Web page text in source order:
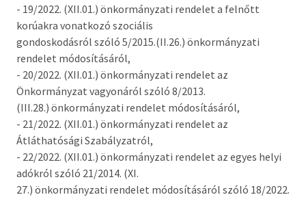
Képviselő-testület tagok és munkatervek
Képviselő-testületi és bizottsági ülések
anyagai
Hatályos rendelettár >
Képviselő-testületi tagok önéletrajzai,
vagyonnyilatkozatok
Bizottságok
- 19/2022. (XII.01.) önkormányzati rendelet a felnőtt
korúakra vonatkozó szociális
gondoskodásról szóló 5/2015.(II.26.) önkormányzati
rendelet módosításáról,
- 20/2022. (XII.01.) önkormányzati rendelet az
Önkormányzat vagyonáról szóló 8/2013.
(III.28.) önkormányzati rendelet módosításáról,
- 21/2022. (XII.01.) önkormányzati rendelet az
Átláthatósági Szabályzatról,
- 22/2022. (XII.01.) önkormányzati rendelet az egyes helyi
adókról szóló 21/2014. (XI.
27.) önkormányzati rendelet módosításáról szóló 18/2022.